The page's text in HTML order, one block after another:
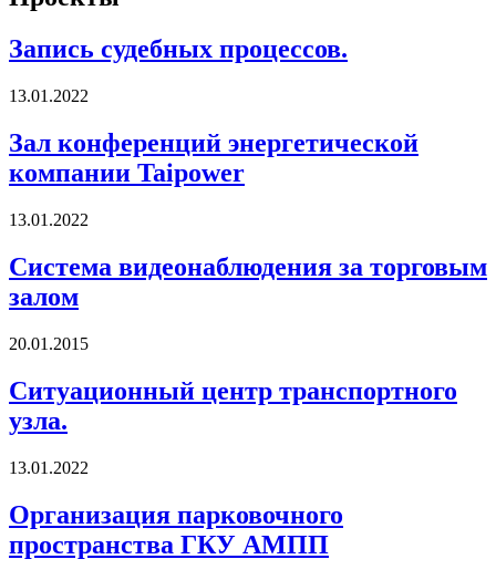
Запись судебных процессов.
13.01.2022
Зал конференций энергетической
компании Taipower
13.01.2022
Система видеонаблюдения за торговым
залом
20.01.2015
Ситуационный центр транспортного
узла.
13.01.2022
Организация парковочного
пространства ГКУ АМПП